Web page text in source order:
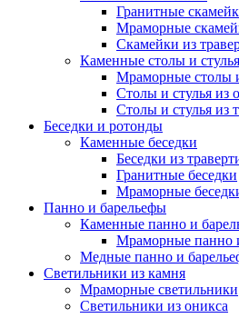
Гранитные
Мраморные
Скамейки из
Каменные столы и стулья
Мраморные столы
Столы и стулья из
Столы и стулья из
Беседки и ротонды
Каменные беседки
Беседки из
Гранитные беседки
Мраморные
Панно и барельефы
Каменные панно и
Мраморные панно
Медные панно и
Светильники из камня
Мраморные светильники
Светильники из оникса